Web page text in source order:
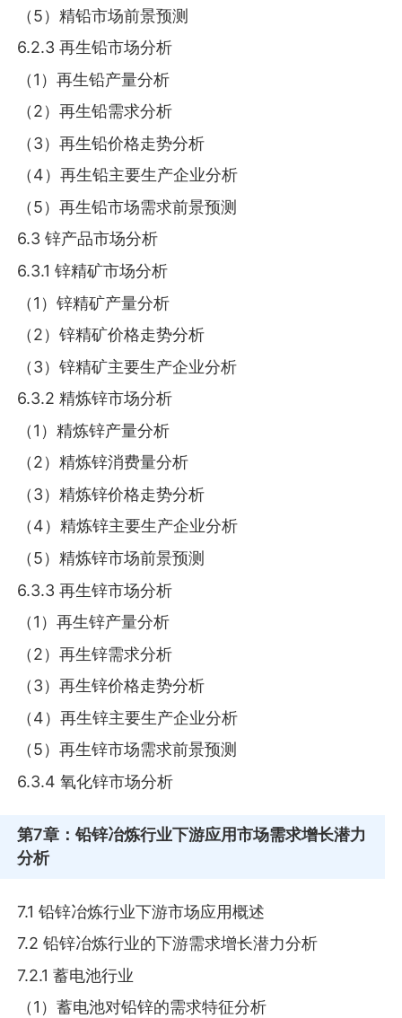
（5）精铅市场前景预测
6.2.3 再生铅市场分析
（1）再生铅产量分析
（2）再生铅需求分析
（3）再生铅价格走势分析
（4）再生铅主要生产企业分析
（5）再生铅市场需求前景预测
6.3 锌产品市场分析
6.3.1 锌精矿市场分析
（1）锌精矿产量分析
（2）锌精矿价格走势分析
（3）锌精矿主要生产企业分析
6.3.2 精炼锌市场分析
（1）精炼锌产量分析
（2）精炼锌消费量分析
（3）精炼锌价格走势分析
（4）精炼锌主要生产企业分析
（5）精炼锌市场前景预测
6.3.3 再生锌市场分析
（1）再生锌产量分析
（2）再生锌需求分析
（3）再生锌价格走势分析
（4）再生锌主要生产企业分析
（5）再生锌市场需求前景预测
6.3.4 氧化锌市场分析
第7章 ：铅锌冶炼行业下游应用市场需求增长潜力
分析
7.1 铅锌冶炼行业下游市场应用概述
7.2 铅锌冶炼行业的下游需求增长潜力分析
7.2.1 蓄电池行业
（1）蓄电池对铅锌的需求特征分析